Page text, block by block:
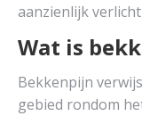
aanzienlijk
Wat is
Bekkenpijn
gebied rondom